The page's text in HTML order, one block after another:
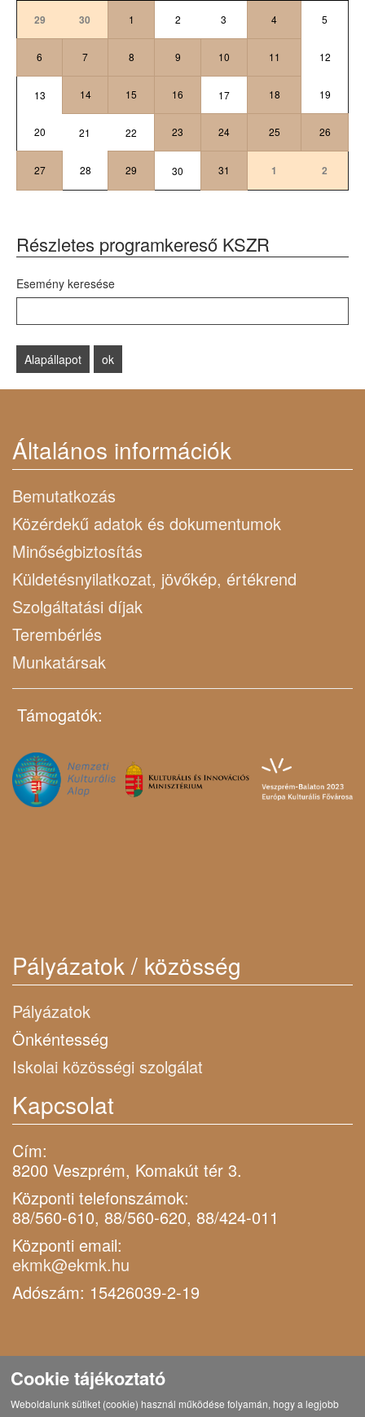
29
30 1 2 3 4 5
6 7 8 9 10 11 12
13 14 15 16 17 18 19
20 21 22 23 24 25 26
27 28 29 30 31 1 2
Részletes programkereső KSZR
Esemény keresése
Általános információk
Bemutatkozás
Közérdekű adatok és dokumentumok
Minőségbiztosítás
Küldetésnyilatkozat, jövőkép, értékrend
Szolgáltatási díjak
Terembérlés
Munkatársak
Támogatók:
Pályázatok / közösség
Pályázatok
Önkéntesség
Iskolai közösségi szolgálat
Kapcsolat
Cím:
8200 Veszprém, Komakút tér 3.
Központi telefonszámok:
88/560-610, 88/560-620, 88/424-011
Központi email:
ekmk@ekmk.hu
Adószám: 15426039-2-19
Cookie tájékoztató
Weboldalunk sütiket (cookie) használ működése folyamán, hogy a legjobb